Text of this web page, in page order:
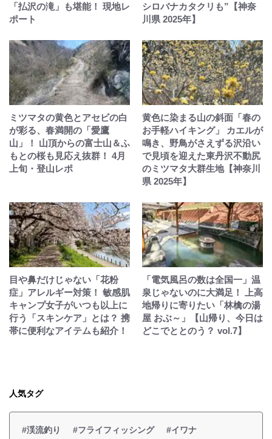
「払沢の滝」も堪能！ 現地レ
ポート
シロバナカタクリも”【神奈
川県 2025年】
ミツマタの黄色とアセビの白
が彩る、春満開の「愛鷹
山」！ 山頂からの富士山＆ふ
もとの桜も見応え抜群！ 4月
上旬・登山レポ
黄色に染まる山の斜面「春の
お手軽ハイキング」 カエルが
鳴き、野鳥がさえずる沢沿い
で見頃を迎えた東丹沢不動尻
のミツマタ大群生地【神奈川
県 2025年】
目や鼻だけじゃない「花粉
症」アレルギー対策！ 敏感肌
キャンプ女子がいつも以上に
行う「スキンケア」とは？ 携
帯に便利なアイテムも紹介！
「電気風呂の数は全国一」温
泉じゃないのに大満足！ 上高
地帰りに寄りたい「林檎の湯
屋 おぶ～」【山帰り、今日は
どこでととのう？ vol.7】
人気タグ
#渓流釣り #フライフィッシング
#イワナ